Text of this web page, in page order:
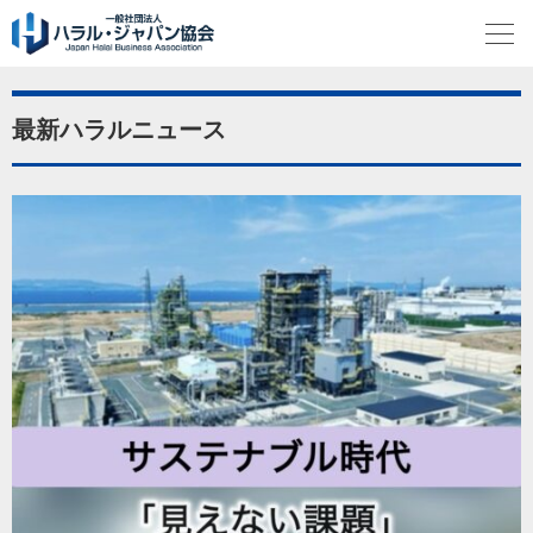
最新ハラルニュース